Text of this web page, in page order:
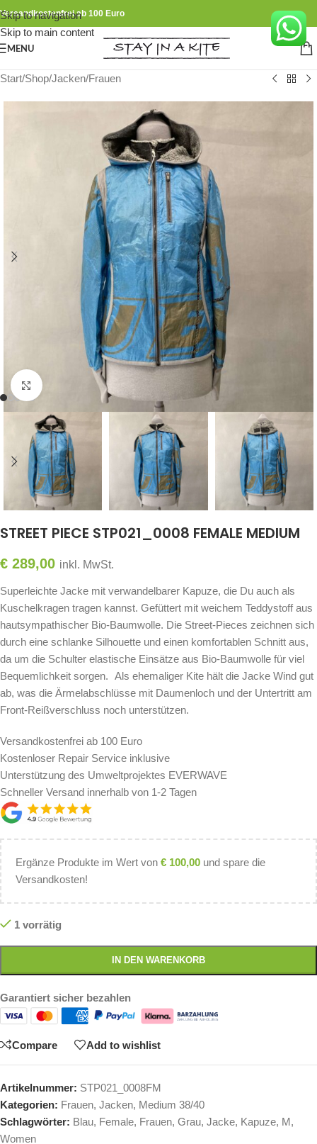
Skip to navigation
Skip to main content
Versandkostenfrei ab 100 Euro
MENU
Start/Shop/Jacken/Frauen
Click to enlarge
STREET PIECE STP021_0008 FEMALE MEDIUM
€ 289,00 inkl. MwSt.
Superleichte Jacke mit verwandelbarer Kapuze, die Du auch als
Kuschelkragen tragen kannst. Gefüttert mit weichem Teddystoff aus
hautsympathischer Bio-Baumwolle. Die Street-Pieces zeichnen sich
durch eine schlanke Silhouette und einen komfortablen Schnitt aus,
da um die Schulter elastische Einsätze aus Bio-Baumwolle für viel
Bequemlichkeit sorgen. Als ehemaliger Kite hält die Jacke Wind gut
ab, was die Ärmelabschlüsse mit Daumenloch und der Untertritt am
Front-Reißverschluss noch unterstützen.
Versandkostenfrei ab 100 Euro
Kostenloser Repair Service inklusive
Unterstützung des Umweltprojektes EVERWAVE
Schneller Versand innerhalb von 1-2 Tagen
Ergänze Produkte im Wert von € 100,00 und spare die
Versandkosten!
1 vorrätig
IN DEN WARENKORB
Garantiert sicher bezahlen
Compare Add to wishlist
Artikelnummer: STP021_0008FM
Kategorien: Frauen, Jacken, Medium 38/40
Schlagwörter: Blau, Female, Frauen, Grau, Jacke, Kapuze, M,
Women